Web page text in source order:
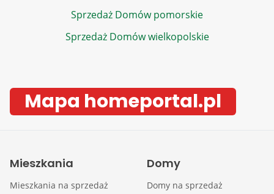
Sprzedaż Domów pomorskie
Sprzedaż Domów wielkopolskie
Mapa homeportal.pl
Mieszkania
Mieszkania na sprzedaż
Domy
Domy na sprzedaż